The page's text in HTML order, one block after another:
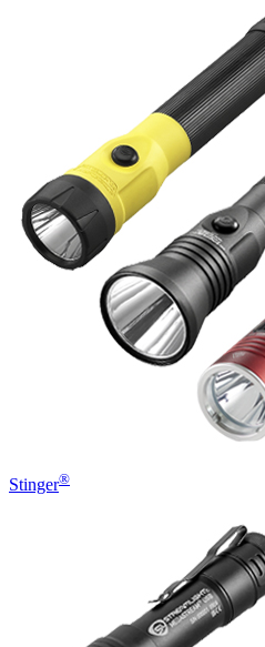
Stinger®